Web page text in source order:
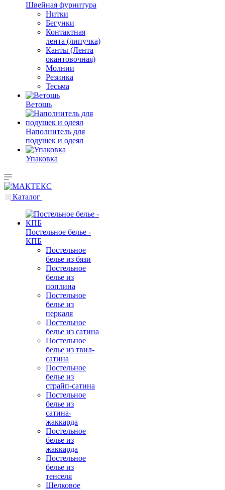
Швейная фурнитура
Нитки
Бегунки
Контактная
лента (липучка)
Канты (Лента
окантовочная)
Молнии
Резинка
Тесьма
Ветошь
Наполнитель для
подушек и одеял
Упаковка
Каталог
Постельное белье -
КПБ
Постельное
белье из бязи
Постельное
белье из
поплина
Постельное
белье из
перкаля
Постельное
белье из сатина
Постельное
белье из твил-
сатина
Постельное
белье из
страйп-сатина
Постельное
белье из
сатина-
жаккарда
Постельное
белье из
жаккарда
Постельное
белье из
тенселя
Шелковое